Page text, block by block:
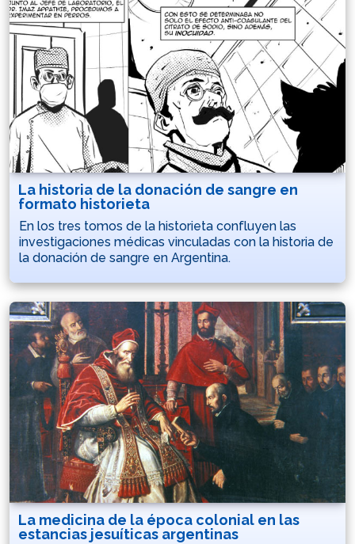
La historia de la donación de sangre en
formato historieta
En los tres tomos de la historieta confluyen las
investigaciones médicas vinculadas con la historia de
la donación de sangre en Argentina.
La medicina de la época colonial en las
estancias jesuíticas argentinas